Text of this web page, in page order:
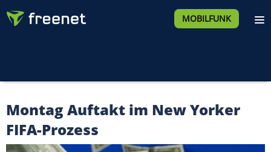
MOBILFUNK
Montag Auftakt im New Yorker
FIFA-Prozess